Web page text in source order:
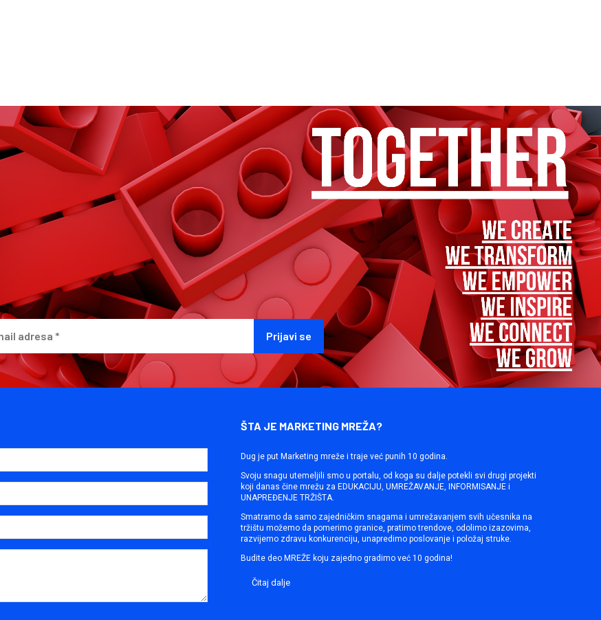
ŠTA JE MARKETING MREŽA?
Dug je put Marketing mreže i traje već punih 10 godina.
Svoju snagu utemeljili smo u portalu, od koga su dalje potekli svi drugi projekti
koji danas čine mrežu za EDUKACIJU, UMREŽAVANJE, INFORMISANJE i
UNAPREĐENJE TRŽIŠTA.
Smatramo da samo zajedničkim snagama i umrežavanjem svih učesnika na
tržištu možemo da pomerimo granice, pratimo trendove, odolimo izazovima,
razvijemo zdravu konkurenciju, unapredimo poslovanje i položaj struke.
Budite deo MREŽE koju zajedno gradimo već 10 godina!
Čitaj dalje